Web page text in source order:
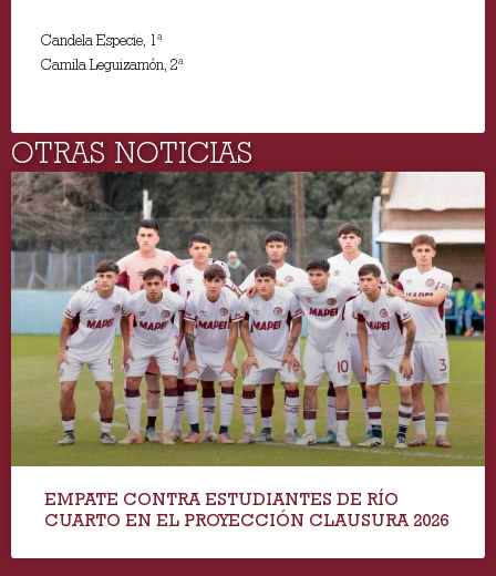
Candela Especie, 1ª
Camila Leguizamón, 2ª
OTRAS NOTICIAS
EMPATE CONTRA ESTUDIANTES DE RÍO
CUARTO EN EL PROYECCIÓN CLAUSURA 2026